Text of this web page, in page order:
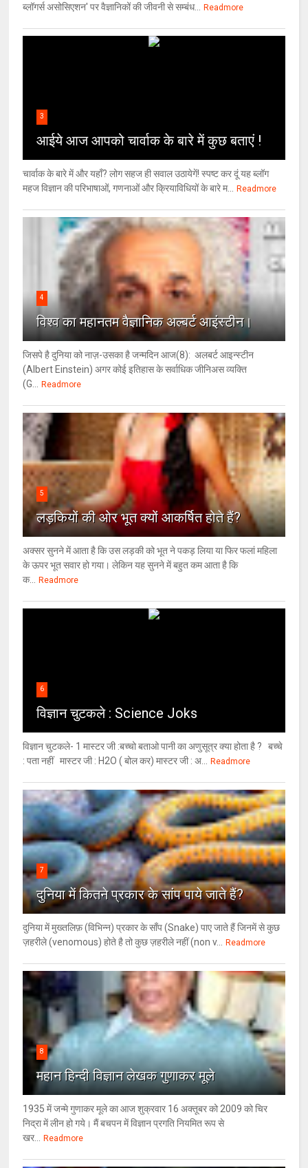
ब्लॉगर्स असोसिएशन' पर वैज्ञा‍निकों की जीवनी से सम्बंध... Readmore
3
आईये आज आपको चार्वाक के बारे में कुछ बताएं !
चार्वाक के बारे में और यहाँ? लोग सहज ही सवाल उठायेगें! स्पष्ट कर दूं यह ब्लॉग
महज विज्ञान की परिभाषाओं, गणनाओं और क्रियाविधियों के बारे म...
Readmore
4
विश्‍व का महानतम वैज्ञानिक अल्बर्ट आइंस्टीन।
जिसपे है दुनिया को नाज़-उसका है जन्मदिन आज(8): अलबर्ट आइन्स्टीन
(Albert Einstein) अगर कोई इतिहास के सर्वाधिक जीनिअस व्यक्ति
(G...
Readmore
5
लड़कियों की ओर भूत क्‍यों आकर्षित होते हैं?
अक्सर सुनने में आता है कि उस लड़की को भूत ने पकड़ लिया या फिर फलां महिला
के ऊपर भूत सवार हो गया। लेकिन यह सुनने में बहुत कम आता है कि
क...
Readmore
6
विज्ञान चुटकले : Science Joks
विज्ञान चुटकले- 1 मास्टर जी :बच्चो बताओ पानी का अणुसूत्र क्या होता है ? बच्चे
: पता नहीं मास्टर जी : H2O ( बोल कर) मास्टर जी : अ...
Readmore
7
दुनिया में कितने प्रकार के सांप पाये जाते हैं?
दुनिया में मुख्तलिफ़ (विभिन्न) प्रकार के साँप (Snake) पाए जाते हैं जिनमें से कुछ
ज़हरीले (venomous) होते है तो कुछ ज़हरीले नहीं (non v...
Readmore
8
महान हिन्दी विज्ञान लेखक गुणाकर मूले
1935 में जन्मे गुणाकर मूले का आज शुक्रवार 16 अक्तूबर को 2009 को चिर
निद्रा में लीन हो गये। मैं बचपन में विज्ञान प्रगति नियमित रूप से
खर...
Readmore